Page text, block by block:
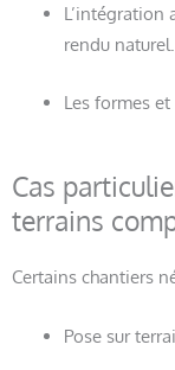
L’intégration
rendu naturel.
Les formes
Cas
terrains
Certains chantiers
Pose sur